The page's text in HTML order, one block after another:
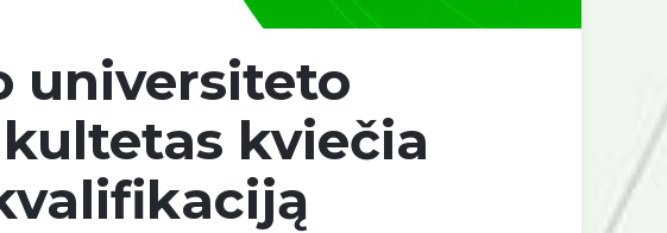
universiteto
kviečia